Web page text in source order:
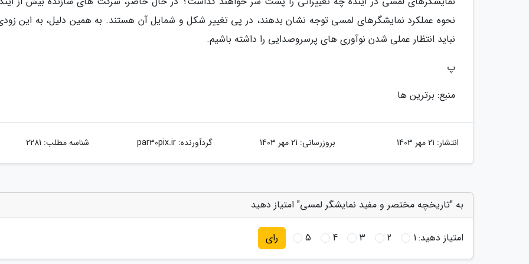
نحوه عملکرد نمایشگرهای لمسی توجه نشان بدهند، در پی تغییر شکل و شمایل آن هستند. به همین دلیل، به این
نباید انتظار عملی شدن نوآوری های پرسروصدایی را داشته باشیم.
پ
منبع: برترین ها
انتشار: 21 مهر 1403 بروزرسانی: 21 مهر 1403 گردآورنده:par30pix.ir شناسه مطلب: 2281
به "تاریخچه مختصر و مفید نمایشگر لمسی" امتیاز دهید
امتیاز دهید:1
2
3
4
5 رای